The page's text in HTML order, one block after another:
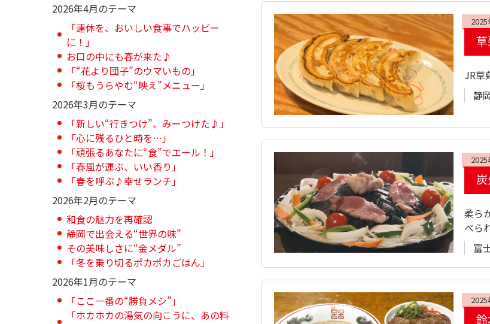
JR草
静
柔ら
べら
富
2026年4月のテーマ
「連休を、おいしい食事でハッピー
に！」
お口の中にも春が来た♪
「“花より団子”のウマいもの」
「桜もうらやむ“映え”メニュー」
2026年3月のテーマ
「新しい“行きつけ”、みーつけた♪」
「心に残るひと時を…」
「頑張るあなたに“食”でエール！」
「春風が運ぶ、いい香り」
「春を呼ぶ♪幸せランチ」
2026年2月のテーマ
和食の魅力を再確認
静岡で出会える“世界の味”
その美味しさに“金メダル”
「冬を乗り切るポカポカごはん」
2026年1月のテーマ
「ここ一番の“勝負メシ”」
「ホカホカの湯気の向こうに、あの料